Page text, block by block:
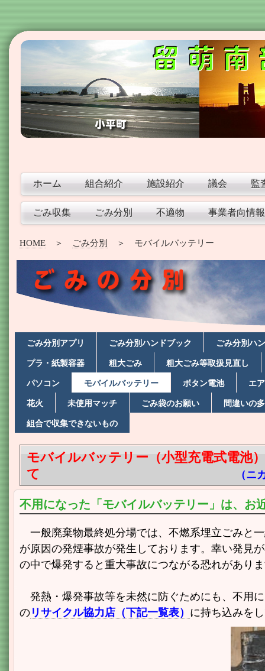
ホーム 組合紹介 施設紹介 議会 監
ごみ収集 ごみ分別 不適物 事業者向情報
HOME ＞ ごみ分別 ＞ モバイルバッテリー
ごみ分別アプリ ごみ分別ハンドブック ごみ分別ハ
プラ・紙製容器 粗大ごみ 粗大ごみ等取扱見直し
パソコン モバイルバッテリー ボタン電池 エ
花火 未使用マッチ ごみ袋のお願い 間違いの
組合で収集できないもの
モバイルバッテリー（小型充電式電池
て
（ニ
不用になった「モバイルバッテリー」は、お
一般廃棄物最終処分場では、不燃系埋立ごみと
が原因の発煙事故が発生しております。幸い発見
の中で爆発すると重大事故につながる恐れがあり
発熱・爆発事故等を未然に防ぐためにも、不用
の リサイクル協力店（下記一覧表） に持ち込みを